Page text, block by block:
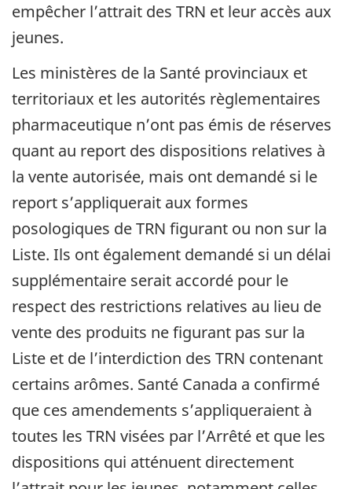
empêcher l’attrait des TRN et leur accès aux
jeunes.
Les ministères de la Santé provinciaux et
territoriaux et les autorités règlementaires
pharmaceutique n’ont pas émis de réserves
quant au report des dispositions relatives à
la vente autorisée, mais ont demandé si le
report s’appliquerait aux formes
posologiques de TRN figurant ou non sur la
Liste. Ils ont également demandé si un délai
supplémentaire serait accordé pour le
respect des restrictions relatives au lieu de
vente des produits ne figurant pas sur la
Liste et de l’interdiction des TRN contenant
certains arômes. Santé Canada a confirmé
que ces amendements s’appliqueraient à
toutes les TRN visées par l’Arrêté et que les
dispositions qui atténuent directement